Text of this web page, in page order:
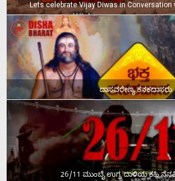
Lets celebrate Vijay Diwas in Conversation
ದಾಸವರೇಣ್ಯ ಕನಕದಾಸರು
26/11 ಮುಂಬೈ ಉಗ್ರ ದಾಳಿಯ ಕಹಿ